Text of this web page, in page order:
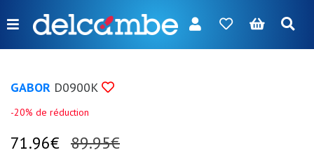
Menu
FR NL EN DE
Dames
Meisjes
GABOR D0900K
-20% de réduction
71.96€ 89.95€